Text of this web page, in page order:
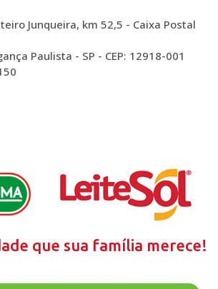
Junqueira, km 52,5 - Caixa Postal
Paulista - SP - CEP: 12918-001
que sua família merece!